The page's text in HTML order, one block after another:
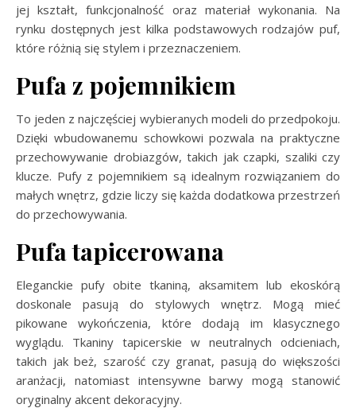
jej kształt, funkcjonalność oraz materiał wykonania. Na
rynku dostępnych jest kilka podstawowych rodzajów puf,
które różnią się stylem i przeznaczeniem.
Pufa z pojemnikiem
To jeden z najczęściej wybieranych modeli do przedpokoju.
Dzięki wbudowanemu schowkowi pozwala na praktyczne
przechowywanie drobiazgów, takich jak czapki, szaliki czy
klucze. Pufy z pojemnikiem są idealnym rozwiązaniem do
małych wnętrz, gdzie liczy się każda dodatkowa przestrzeń
do przechowywania.
Pufa tapicerowana
Eleganckie pufy obite tkaniną, aksamitem lub ekoskórą
doskonale pasują do stylowych wnętrz. Mogą mieć
pikowane wykończenia, które dodają im klasycznego
wyglądu. Tkaniny tapicerskie w neutralnych odcieniach,
takich jak beż, szarość czy granat, pasują do większości
aranżacji, natomiast intensywne barwy mogą stanowić
oryginalny akcent dekoracyjny.